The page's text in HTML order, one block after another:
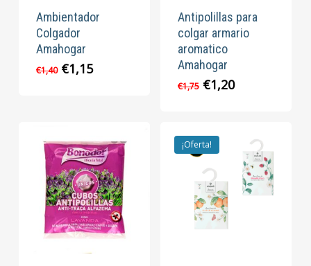
Ambientador
Colgador
Amahogar
€1,40 El
€1,15El
Antipolillas para
colgar armario
aromatico
Amahogar
€1,75 El
€1,75.
€1,20El
€1,20.
¡Oferta!